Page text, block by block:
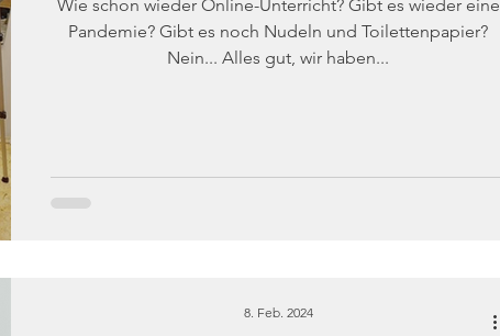
Wie schon wieder Online-Unterricht? Gibt es wieder eine
Pandemie? Gibt es noch Nudeln und Toilettenpapier?
Nein... Alles gut, wir haben...
8. Feb. 2024